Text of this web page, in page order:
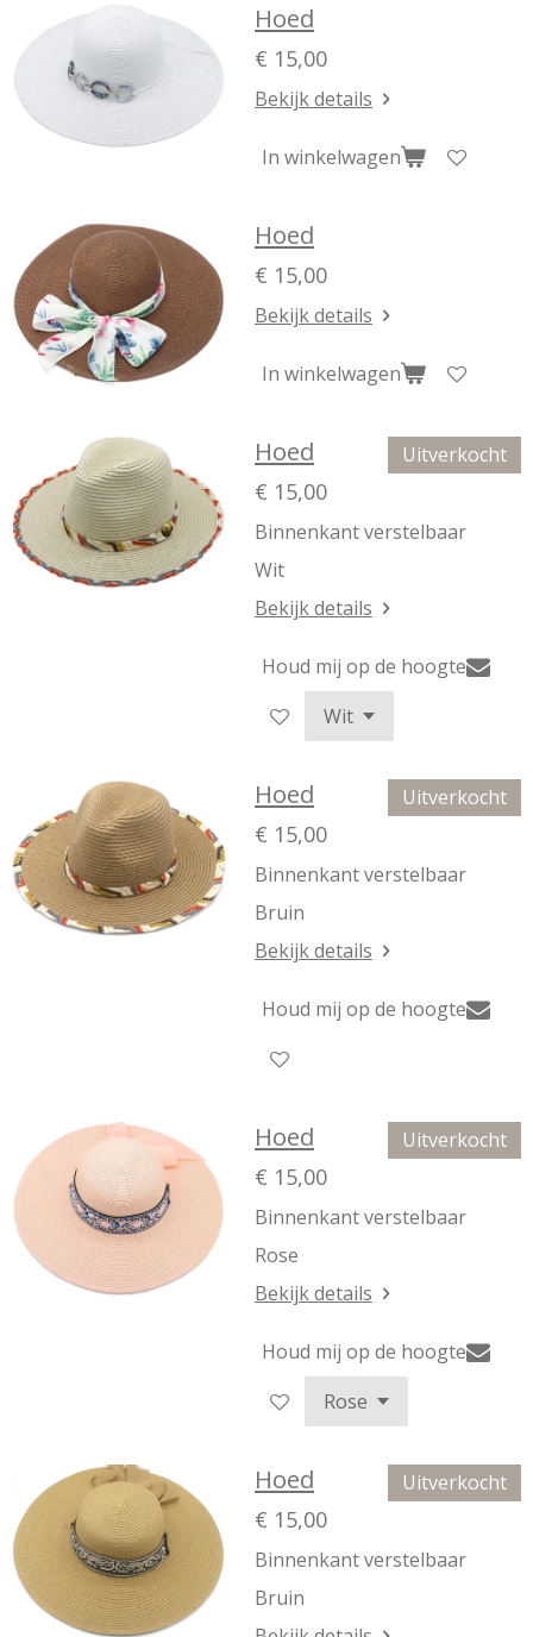
Hoed
€ 15,00
Bekijk details
In winkelwagen
Hoed
€ 15,00
Bekijk details
In winkelwagen
Uitverkocht
Hoed
€ 15,00
Binnenkant verstelbaar
Wit
Bekijk details
Houd mij op de hoogte
Uitverkocht
Hoed
€ 15,00
Binnenkant verstelbaar
Bruin
Bekijk details
Houd mij op de hoogte
Uitverkocht
Hoed
€ 15,00
Binnenkant verstelbaar
Rose
Bekijk details
Houd mij op de hoogte
Uitverkocht
Hoed
€ 15,00
Binnenkant verstelbaar
Bruin